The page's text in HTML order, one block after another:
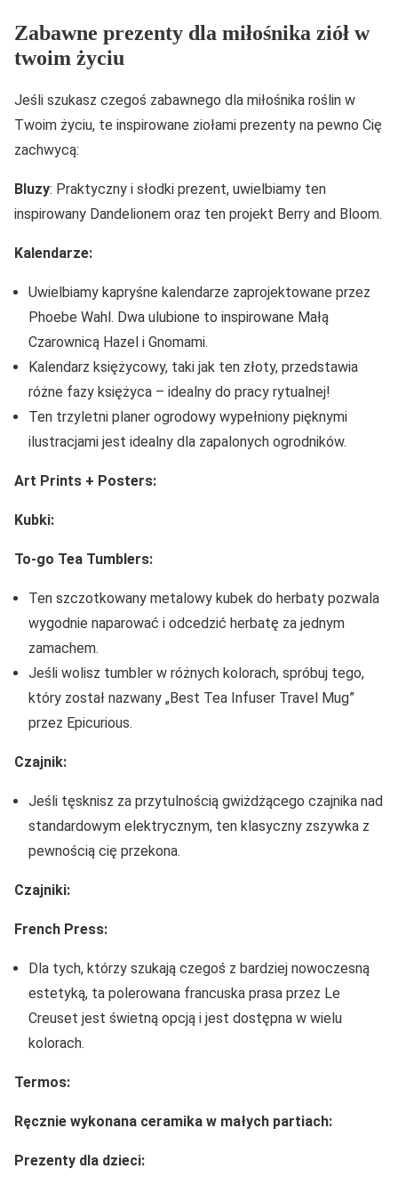
Zabawne prezenty dla miłośnika ziół w
twoim życiu
Jeśli szukasz czegoś zabawnego dla miłośnika roślin w
Twoim życiu, te inspirowane ziołami prezenty na pewno Cię
zachwycą:
Bluzy: Praktyczny i słodki prezent, uwielbiamy ten
inspirowany Dandelionem oraz ten projekt Berry and Bloom.
Kalendarze:
Uwielbiamy kapryśne kalendarze zaprojektowane przez
Phoebe Wahl. Dwa ulubione to inspirowane Małą
Czarownicą Hazel i Gnomami.
Kalendarz księżycowy, taki jak ten złoty, przedstawia
różne fazy księżyca – idealny do pracy rytualnej!
Ten trzyletni planer ogrodowy wypełniony pięknymi
ilustracjami jest idealny dla zapalonych ogrodników.
Art Prints + Posters:
Kubki:
To-go Tea Tumblers:
Ten szczotkowany metalowy kubek do herbaty pozwala
wygodnie naparować i odcedzić herbatę za jednym
zamachem.
Jeśli wolisz tumbler w różnych kolorach, spróbuj tego,
który został nazwany „Best Tea Infuser Travel Mug”
przez Epicurious.
Czajnik:
Jeśli tęsknisz za przytulnością gwiżdżącego czajnika nad
standardowym elektrycznym, ten klasyczny zszywka z
pewnością cię przekona.
Czajniki:
French Press:
Dla tych, którzy szukają czegoś z bardziej nowoczesną
estetyką, ta polerowana francuska prasa przez Le
Creuset jest świetną opcją i jest dostępna w wielu
kolorach.
Termos:
Ręcznie wykonana ceramika w małych partiach:
Prezenty dla dzieci: